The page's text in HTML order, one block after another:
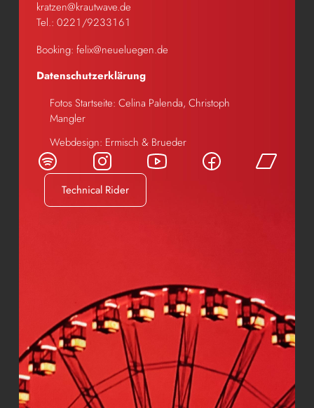
kratzen@krautwave.de
Tel.: 0221/9233161
Booking:felix@neueluegen.de
Datenschutzerklärung
Fotos Startseite: Celina Palenda, Christoph
Mangler
Webdesign: Ermisch & Brueder
Technical Rider